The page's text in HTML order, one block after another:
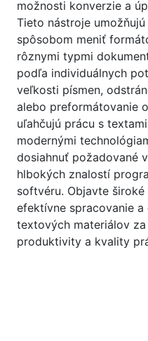
možnosti konverzie a
Tieto nástroje
spôsobom meniť
rôznymi typmi
podľa individuálnych
veľkosti písmen,
alebo preformátovanie
uľahčujú prácu s
modernými
dosiahnuť požadované
hlbokých znalostí
softvéru. Objavte
efektívne spracovanie
textových materiálov
produktivity a kvality